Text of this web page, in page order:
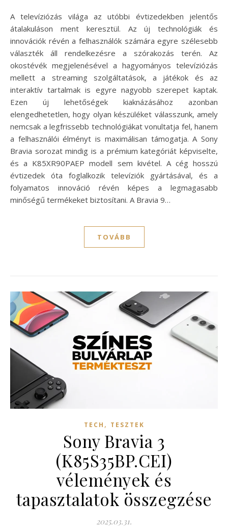
A televíziózás világa az utóbbi évtizedekben jelentős
átalakuláson ment keresztül. Az új technológiák és
innovációk révén a felhasználók számára egyre szélesebb
választék áll rendelkezésre a szórakozás terén. Az
okostévék megjelenésével a hagyományos televíziózás
mellett a streaming szolgáltatások, a játékok és az
interaktív tartalmak is egyre nagyobb szerepet kaptak.
Ezen új lehetőségek kiaknázásához azonban
elengedhetetlen, hogy olyan készüléket válasszunk, amely
nemcsak a legfrissebb technológiákat vonultatja fel, hanem
a felhasználói élményt is maximálisan támogatja. A Sony
Bravia sorozat mindig is a prémium kategóriát képviselte,
és a K85XR90PAEP modell sem kivétel. A cég hosszú
évtizedek óta foglalkozik televíziók gyártásával, és a
folyamatos innováció révén képes a legmagasabb
minőségű termékeket biztosítani. A Bravia 9…
TOVÁBB
TECH , TESZTEK
Sony Bravia 3
(K85S35BP.CEI)
vélemények és
tapasztalatok összegzése
2025.03.31.